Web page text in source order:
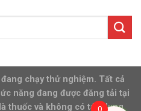
chạy thử nghiệm. Tất cả
năng đang được đăng tải tại
thuốc và không có tác dụng
0